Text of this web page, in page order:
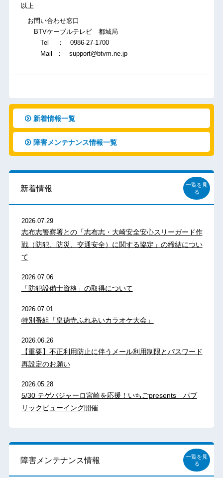
以上
お問い合わせ窓口
BTVケーブルテレビ 都城局
Tel ： 0986-27-1700
Mail ： support@btvm.ne.jp
新着情報一覧
障害メンテナンス情報一覧
新着情報
一覧を見
る
2026.07.29
志布志警察署との「志布志・大崎安全安心スリーガード作
戦（防犯、防災、交通安全）に関する協定」の締結につい
て
2026.07.06
「防犯設備士資格」の取得について
2026.07.01
特別番組「皇徳寺ふれあいカラオケ大会」
2026.06.26
【重要】不正利用防止に伴うメール利用制限とパスワード
再設定のお願い
2026.05.28
5/30 テゲバジャーロ宮崎を応援！いちごpresents パブ
リックビューイング開催
障害メンテナンス情報
一覧を見
る